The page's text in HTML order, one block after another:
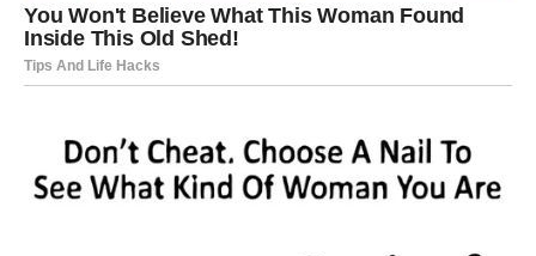
obaveze i postavite realne finansijske ciljeve za naredne
mjesece.
Planiranje budžeta, izbjegavanje nepotrebnih troškova i
osjećate sigurnije bez obzira na okolnosti.
Ako vam se ukaže prilika za dodatnu zaradu ili novi poslovni